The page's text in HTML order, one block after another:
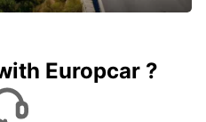
Europcar ?